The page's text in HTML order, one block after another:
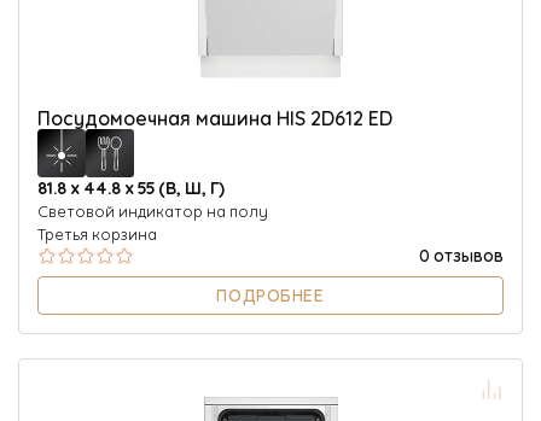
Посудомоечная машина HIS 2D612 ED
81.8 х 44.8 х 55 (В, Ш, Г)
Световой индикатор на полу
Третья корзина
0 отзывов
ПОДРОБНЕЕ